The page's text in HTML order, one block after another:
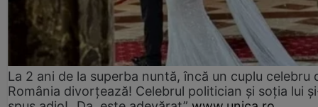
La 2 ani de la superba nuntă, încă un cuplu celebru
România divorțează! Celebrul politician și soția lui